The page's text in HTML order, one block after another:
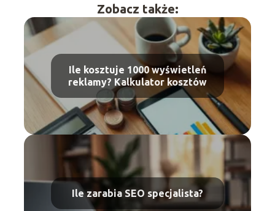
Zobacz także:
Ile kosztuje 1000 wyświetleń
reklamy? Kalkulator kosztów
Ile zarabia SEO specjalista?